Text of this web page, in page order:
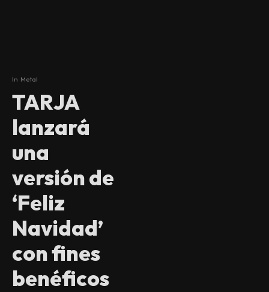
In Metal
TARJA
lanzará
una
versión de
‘Feliz
Navidad’
con fines
benéficos